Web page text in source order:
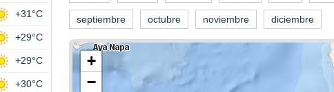
septiembre octubre noviembre diciembre
+
−
+31°C
+29°C
+29°C
+30°C